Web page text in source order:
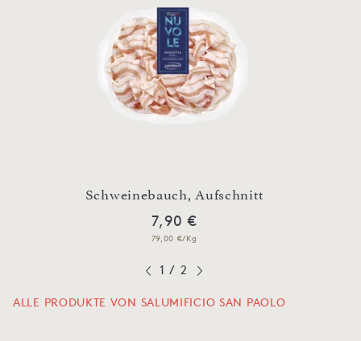
Schweinebauch, Aufschnitt
7,90 €
79,00 €/Kg
1 / 2
ALLE PRODUKTE VON SALUMIFICIO SAN PAOLO